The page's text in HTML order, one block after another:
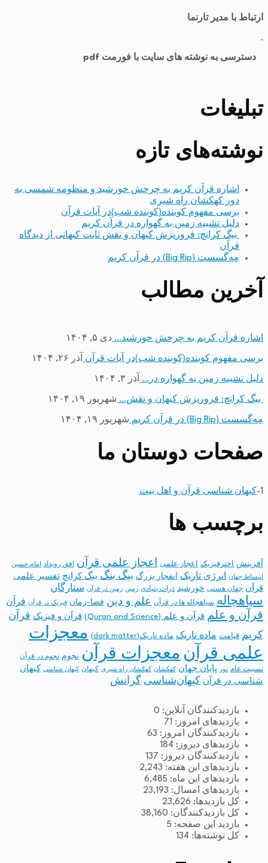
ارتباط با مدیر تارنما
دسترسی به نوشته های سایت با فورمت pdf
تبلیغات
نوشته‌های تازه
اشاره قرآن کریم به چرخش خورشید و منظومه شمسی به
دور کهکشان راه شیری
برسی مفهوم کوبنده(کوبنده شب)در آیات قرآن
دلیل تشبیه زمین به گهواره در قرآن کریم
بیگ کرانچ: فروریزش کیهان و نقش ثابت کیهانی از دیدگاه
قرآن
مِه‌گسست (Big Rip) در قرآن کریم
آخرین مطالب
اشاره قرآن کریم به چرخش خورشید… دی ۵, ۱۴۰۴
برسی مفهوم کوبنده(کوبنده شب)در آیات قرآن آذر ۲۶, ۱۴۰۴
دلیل تشبیه زمین به گهواره در… آذر ۳, ۱۴۰۴
بیگ کرانچ: فروریزش کیهان و نقش… شهریور ۱۹, ۱۴۰۴
مِه‌گسست (Big Rip) در قرآن کریم شهریور ۱۹, ۱۴۰۴
صفحات دوستان ما
1- کیهان شناسی قرآن و اهل بیت
برچسب ها
آفرینش اخترفیزیک اعجاز علمی اعجاز علمی قرآن افق رویداد امام حسین
انبساط جهان انرژی تاریک انفجار بزرگ بیگ بنگ بیگ کرانچ تفسیر علمی
قرآن جهان هستی خورشید ذرات بنیادی زمین زمین در قرآن ستارگان
سیاهچاله سیاهچاله ها در قرآن علم و دین فضا-زمان فیزیک در قرآن قرآن
قرآن و علم قرآن و علم (Quran and Science) قرآن و فیزیک قرآن
کریم قیامت ماده تاریک ماده تاریک(dark matter)
معجزات
علمی قرآن معجزات قرآن نجوم نجوم در قرآن
نسبیت عام نور پایان جهان کهکشان کهکشان راه شیری کیهان کیهان شناسی
کیهان
شناسی در قرآن
کیهان‌شناسی گرانش
بازدیدکنندگان آنلاین: 0
بازدیدهای امروز: 71
بازدیدکنندگان امروز: 63
بازدیدهای دیروز: 184
بازدیدکنندگان دیروز: 137
بازدیدهای این هفته: 2,243
بازدیدهای این ماه: 6,485
بازدیدهای امسال: 23,193
کل بازدیدها: 23,626
کل بازدیدکنند‌گان: 38,160
بازدید این صفحه: 5
کل نوشته‌ها: 134